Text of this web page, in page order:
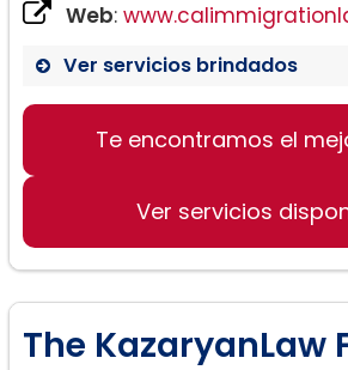
Web:
Ver servicios brindados
Te encontramos el
Ver servicios
The KazaryanLaw